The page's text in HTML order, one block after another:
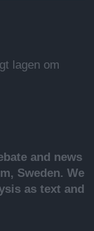
lagen om
and news
Sweden. We
as text and